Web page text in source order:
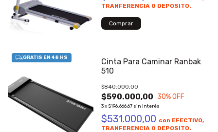
TRANFERENCIA O DEPOSITO.
Cinta Para Caminar Ranbak
510
$590.000,00
$840.000,00
30% OFF
3x $196.666,67 sin interés
$531.000,00 con EFECTIVO,
TRANFERENCIA O DEPOSITO.